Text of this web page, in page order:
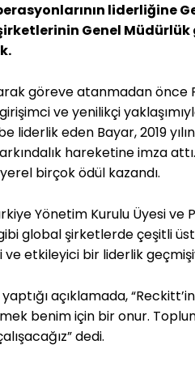
liderliğine
Genel
göreve atanmadan
ve yenilikçi
liderlik eden Bayar, 2019
hareketine imza
birçok ödül kazandı.
Yönetim Kurulu Üyesi
global şirketlerde çeşitli
etkileyici bir liderlik
açıklamada,
benim için bir onur.
dedi.